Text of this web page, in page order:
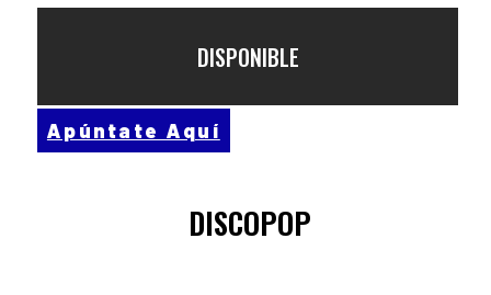
DISPONIBLE
Apúntate Aquí
DISCOPOP